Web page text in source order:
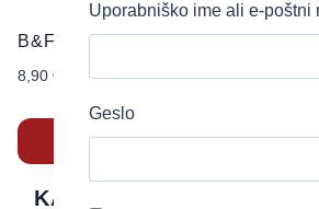
B&F No Sugar – sladilo iz stevie
8,90 €
Dodaj v košarico
KATEGORIJE IZDELKOV
Uporabniško ime ali e-poštni
Geslo